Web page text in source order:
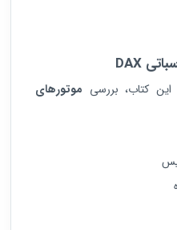
کتاب، بررسی موتورهای